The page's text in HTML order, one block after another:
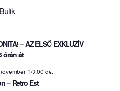
– AZ ELSŐ EXKLUZÍV
órán át
1/3:00 de.
– Retro Est